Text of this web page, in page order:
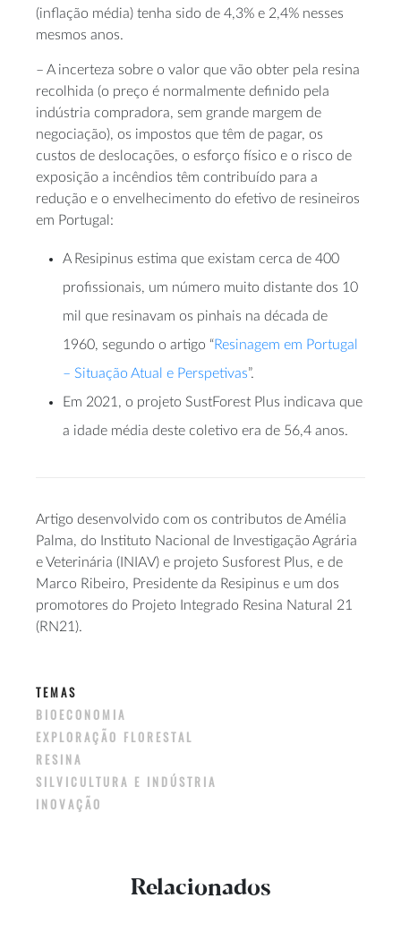
(inflação média) tenha sido de 4,3% e 2,4% nesses
mesmos anos.
– A incerteza sobre o valor que vão obter pela resina
recolhida (o preço é normalmente definido pela
indústria compradora, sem grande margem de
negociação), os impostos que têm de pagar, os
custos de deslocações, o esforço físico e o risco de
exposição a incêndios têm contribuído para a
redução e o envelhecimento do efetivo de resineiros
em Portugal:
A Resipinus estima que existam cerca de 400
profissionais, um número muito distante dos 10
mil que resinavam os pinhais na década de
1960, segundo o artigo “Resinagem em Portugal
– Situação Atual e Perspetivas”.
Em 2021, o projeto SustForest Plus indicava que
a idade média deste coletivo era de 56,4 anos.
Artigo desenvolvido com os contributos de Amélia
Palma, do Instituto Nacional de Investigação Agrária
e Veterinária (INIAV) e projeto Susforest Plus, e de
Marco Ribeiro, Presidente da Resipinus e um dos
promotores do Projeto Integrado Resina Natural 21
(RN21).
TEMAS
BIOECONOMIA
EXPLORAÇÃO FLORESTAL
RESINA
SILVICULTURA E INDÚSTRIA
INOVAÇÃO
Relacionados